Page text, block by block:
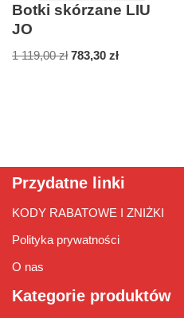
Botki skórzane LIU
JO
1 119,00zł 783,30 zł
Przydatne linki
KODY RABATOWE I ZNIŻKI
Polityka prywatności
O nas
Kategorie produktów